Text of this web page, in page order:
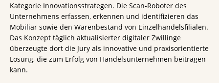
Kategorie Innovationsstrategen. Die Scan-Roboter des
Unternehmens erfassen, erkennen und identifizieren das
Mobiliar sowie den Warenbestand von Einzelhandelsfilialen.
Das Konzept täglich aktualisierter digitaler Zwillinge
überzeugte dort die Jury als innovative und praxisorientierte
Lösung, die zum Erfolg von Handelsunternehmen beitragen
kann.